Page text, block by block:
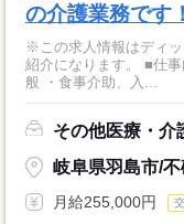
の介護業務です！
※この求人情報はディ
紹介になります。 ■仕
般 ・食事介助、入...
その他医療・介
岐阜県羽島市/
月給255,000円